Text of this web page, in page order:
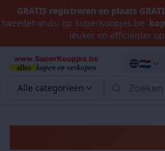
GRATIS registreren en plaats
tweedehands: op SuperKoopjes.be
leuker en efficiënter
Alle categorieën
🇳🇱